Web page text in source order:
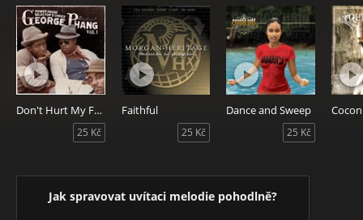
Don't Hurt My Feelings
25 Kč
Faithful
25 Kč
Dance and Sweep
25 Kč
Jak spravovat uvítaci melodie pohodlně?